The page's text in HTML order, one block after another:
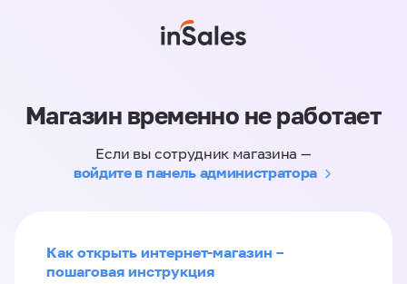
Магазин временно не работает
Если вы сотрудник магазина —
войдите в панель администратора
Как открыть интернет-магазин –
пошаговая инструкция